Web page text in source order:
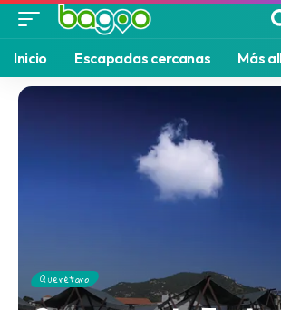
Inicio Escapadas cercanas Más
Querétaro